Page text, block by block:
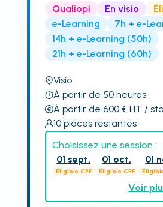
Qualiopi En visio
e-Learning
7h + e-
14h + e-Learning (50h)
21h + e-Learning (60h)
Visio
À partir de 50 heures
À partir de 600€ HT /
10 places restantes
Choisissez une session :
01 sept.
Éligible CPF
01 oct.
Éligible CPF
01
Voir